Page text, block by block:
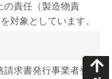
の責任（製造物責
対象としています。
求書発行事業者登